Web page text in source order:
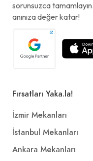
sorunsuzca
anınıza değer katar!
Fırsatları Yaka.la!
İzmir Mekanları
İstanbul Mekanları
Ankara Mekanları